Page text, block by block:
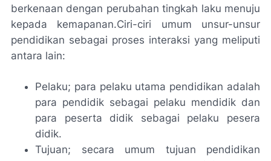
berkenaan dengan perubahan tingkah laku menuju
kepada kemapanan.Ciri-ciri umum unsur-unsur
pendidikan sebagai proses interaksi yang meliputi
antara lain:
Pelaku; para pelaku utama pendidikan adalah
para pendidik sebagai pelaku mendidik dan
para peserta didik sebagai pelaku pesera
didik.
Tujuan; secara umum tujuan pendidikan